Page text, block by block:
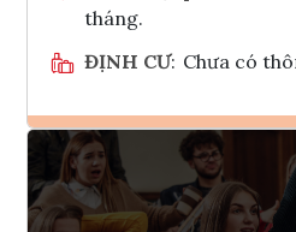
tháng.
ĐỊNH CƯ: Chưa có